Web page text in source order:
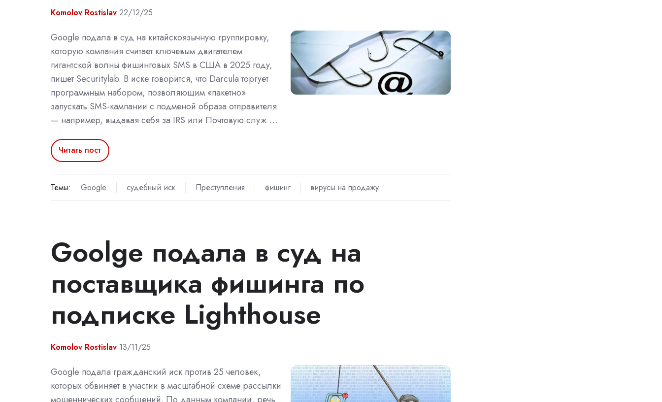
Komolov Rostislav 22/12/25
Google подала в суд на китайскоязычную группировку,
которую компания считает ключевым двигателем
гигантской волны фишинговых SMS в США в 2025 году,
пишет Securitylab. В иске говорится, что Darcula торгует
программным набором, позволяющим «пакетно»
запускать SMS-кампании с подменой образа отправителя
— например, выдавая себя за IRS или Почтовую служ …
Читать пост
Темы: Google судебный иск Преступления фишинг вирусы на продажу
Goolge подала в суд на
поставщика фишинга по
подписке Lighthouse
Komolov Rostislav 13/11/25
Google подала гражданский иск против 25 человек,
которых обвиняет в участии в масштабной схеме рассылки